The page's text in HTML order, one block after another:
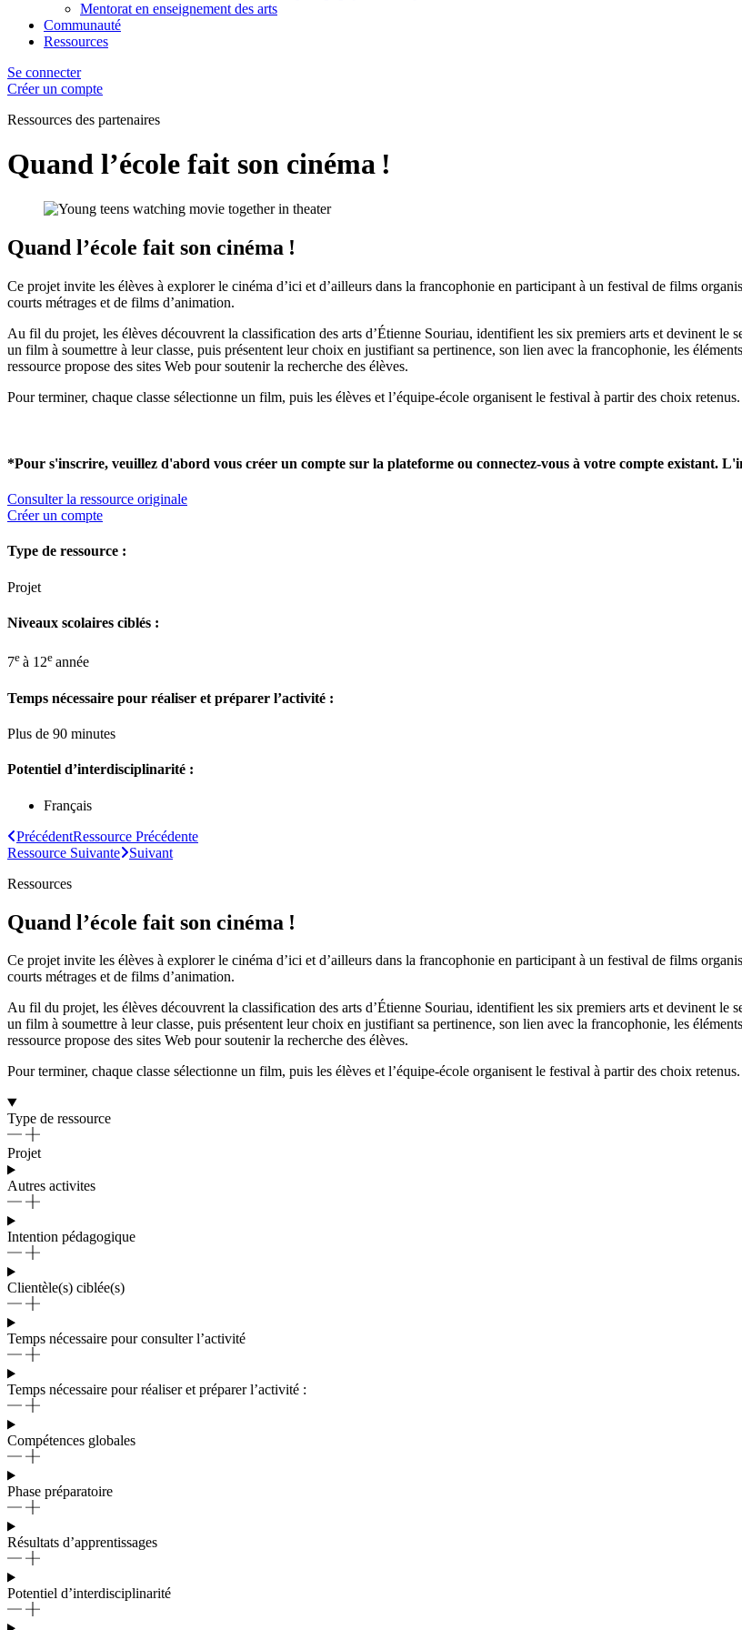
Mentorat en enseignement des arts
Communauté
Ressources
Se connecter
Créer un compte
Ressources des partenaires
Quand l’école fait son cinéma !
Quand l’école fait son cinéma !
Ce projet invite les élèves à explorer le cinéma d’ici et d’ailleurs dans la francophonie en participant à un festival de films
courts métrages et de films d’animation.
Au fil du projet, les élèves découvrent la classification des arts d’Étienne Souriau, identifient les six premiers arts et devinent le
un film à soumettre à leur classe, puis présentent leur choix en justifiant sa pertinence, son lien avec la francophonie, les
ressource propose des sites Web pour soutenir la recherche des élèves.
Pour terminer, chaque classe sélectionne un film, puis les élèves et l’équipe-école organisent le festival à partir des choix
*Pour s'inscrire, veuillez d'abord vous créer un compte sur la plateforme ou connectez-vous à votre compte existant.
Consulter la ressource originale
Créer un compte
Type de ressource :
Projet
Niveaux scolaires ciblés :
7e à 12e année
Temps nécessaire pour réaliser et préparer l’activité :
Plus de 90 minutes
Potentiel d’interdisciplinarité :
Français
PrécédentRessource Précédente
Ressource Suivante
Suivant
Ressources
Quand l’école fait son cinéma !
Ce projet invite les élèves à explorer le cinéma d’ici et d’ailleurs dans la francophonie en participant à un festival de films
courts métrages et de films d’animation.
Au fil du projet, les élèves découvrent la classification des arts d’Étienne Souriau, identifient les six premiers arts et devinent le
un film à soumettre à leur classe, puis présentent leur choix en justifiant sa pertinence, son lien avec la francophonie, les
ressource propose des sites Web pour soutenir la recherche des élèves.
Pour terminer, chaque classe sélectionne un film, puis les élèves et l’équipe-école organisent le festival à partir des choix
Type de ressource
Projet
Autres activites
Intention pédagogique
Clientèle(s) ciblée(s)
Temps nécessaire pour consulter l’activité
Temps nécessaire pour réaliser et préparer l’activité :
Compétences globales
Phase préparatoire
Résultats d’apprentissages
Potentiel d’interdisciplinarité